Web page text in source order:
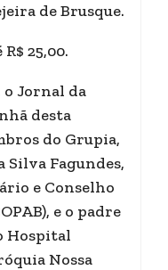
de Brusque.
25,00.
o Jornal da
desta
do Grupia,
Fagundes,
e Conselho
e o padre
Hospital
Nossa